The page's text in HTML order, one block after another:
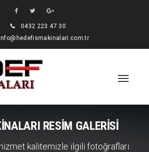
0432 223 47 30
RESİM GALERİSİ
kalitemizle ilgili fotoğrafları